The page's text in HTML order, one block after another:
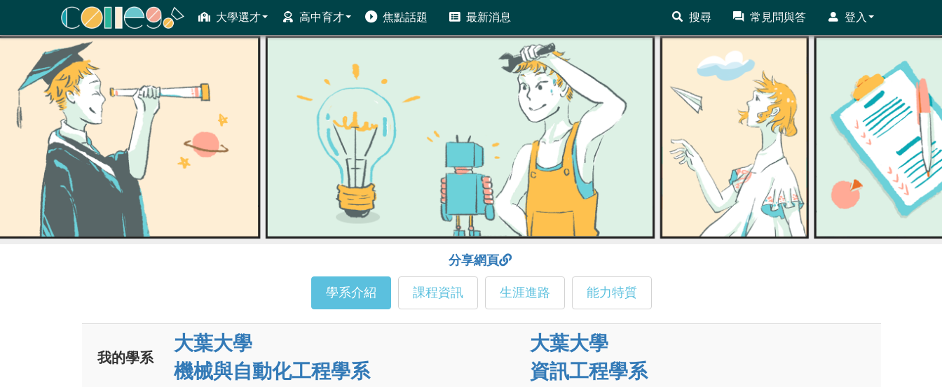
大學選才 高中育才 焦點話題 最新消息 搜尋 常見問與答 登入
ColleGo! 大學選才與高中育才輔助系統
分享網頁
學系介紹 課程資訊 生涯進路 能力特質
我的學系
大葉大學
機械與自動化工程學系
大葉大學
資訊工程學系